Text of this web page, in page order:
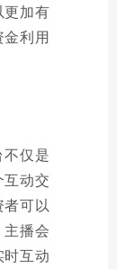
更加有
利用
仅是
动交
可以
播会
互动